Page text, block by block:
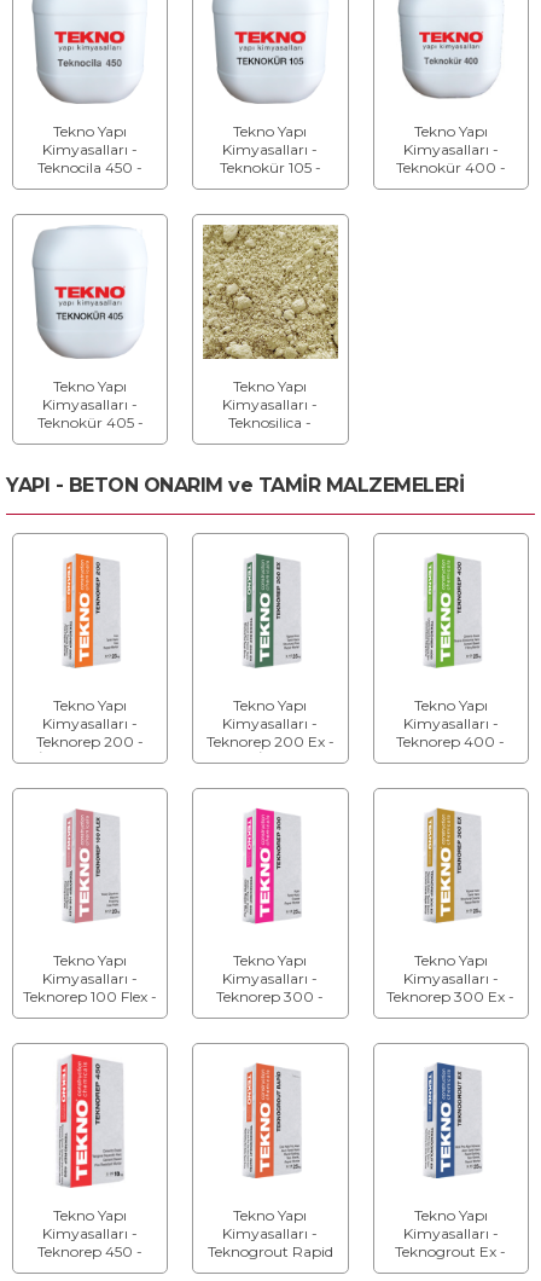
Tekno Yapı
Kimyasalları -
Teknocila 450 -
Beton Koruma
Tekno Yapı
Kimyasalları -
Teknokür 105 -
Akrilik Emülsiyon
Malzemesi
Tekno Yapı
Kimyasalları -
Teknokür 400 -
Beton Kür
Tekno Yapı
Kimyasalları -
Teknokür 405 -
Ekonomik Beton
Tekno Yapı
Kimyasalları -
Teknosilica -
Microsilica
YAPI - BETON ONARIM ve TAMİR MALZEMELERİ
Tekno Yapı
Kimyasalları -
Teknorep 200 -
İnce Düzeltme
Tekno Yapı
Kimyasalları -
Teknorep 200 Ex -
Yapısal İnce Tamir
Tekno Yapı
Kimyasalları -
Teknorep 400 -
Boşluk Doldurma
Tekno Yapı
Kimyasalları -
Teknorep 100 Flex -
Düzeltme Macunu
Tekno Yapı
Kimyasalları -
Teknorep 300 -
Kalın Tamir Harcı
Tekno Yapı
Kimyasalları -
Teknorep 300 Ex -
Kalın Tamir Harcı
Tekno Yapı
Kimyasalları -
Teknorep 450 -
Çimento Esaslı
Tekno Yapı
Kimyasalları -
Teknogrout Rapid
- Rötresiz Akıcı
Tekno Yapı
Kimyasalları -
Teknogrout Ex -
Hızlı Priz Alan